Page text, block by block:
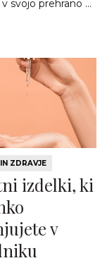
svojo prehrano ...
ZDRAVJE
izdelki, ki
v